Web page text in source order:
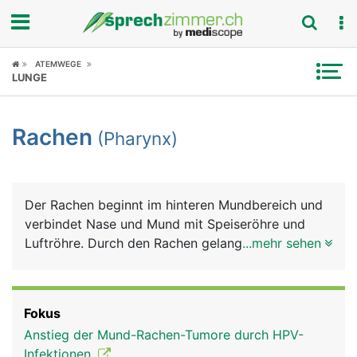
Fokus
Symptome
News
Rubriken
ATEMWEGE
LUNGE
Rachen (Pharynx)
Der Rachen beginnt im hinteren Mundbereich und
verbindet Nase und Mund mit Speiseröhre und
Luftröhre. Durch den Rachen gelangt einerseits die
Luftröhre liegt der Kehlkopf mit den
Stimmbändern, die der Tonbildung dienen.
...mehr sehen
Fokus
Anstieg der Mund-Rachen-Tumore durch HPV-
Infektionen